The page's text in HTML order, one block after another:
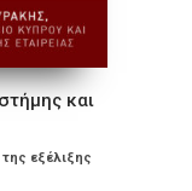
και
εξέλιξης